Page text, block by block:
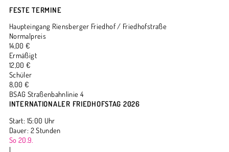
FESTE TERMINE
Haupteingang Riensberger Friedhof / Friedhofstraße
Normalpreis
14,00 €
Ermäßigt
12,00 €
Schüler
8,00 €
BSAG Straßenbahnlinie 4
INTERNATIONALER FRIEDHOFSTAG 2026
Start: 15:00 Uhr
Dauer: 2 Stunden
So 20.9.
|